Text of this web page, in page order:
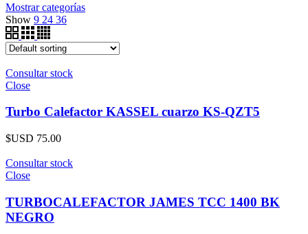
Mostrar categorías
Show 9 24 36
Consultar stock
Close
Turbo Calefactor KASSEL cuarzo KS-QZT5
$USD 75.00
Consultar stock
Close
TURBOCALEFACTOR JAMES TCC 1400 BK
NEGRO